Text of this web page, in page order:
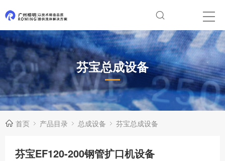
芬宝总成设备
首页 产品目录 总成设备 芬宝总成设备
芬宝EF120-200钢管扩口机设备